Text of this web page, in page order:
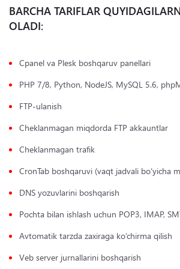
BARCHA TARIFLAR
OLADI:
Cpanel va Plesk boshqaruv panellari
PHP 7/8, Python, NodeJS, MySQL 5.6,
FTP-ulanish
Cheklanmagan miqdorda FTP akkauntlar
Cheklanmagan trafik
CronTab boshqaruvi (vaqt jadvali bo‘yicha
DNS yozuvlarini boshqarish
Pochta bilan ishlash uchun POP3, IMAP,
Avtomatik tarzda zaxiraga ko‘chirma qilish
Veb server jurnallarini boshqarish